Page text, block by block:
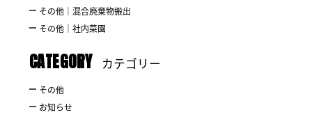
その他｜混合廃棄物搬出
その他｜社内菜園
CATEGORY カテゴリー
その他
お知らせ